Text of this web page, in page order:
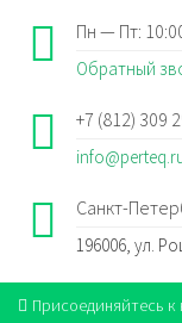
Пн — Пт:
Обратный
+7 (812) 309
Санкт-
196006, ул.
Присоединяйтесь к